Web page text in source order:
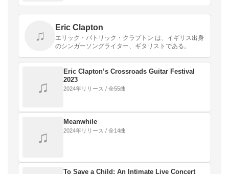
♫
Eric Clapton
エリック・パトリック・クラプトン は、イギリス出身
のシンガーソングライター、ギタリストである。
♫
Eric Clapton’s Crossroads Guitar Festival
2023
2024年リリース / 全55曲
♫
Meanwhile
2024年リリース / 全14曲
To Save a Child: An Intimate Live Concert